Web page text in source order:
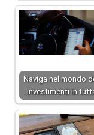
Naviga nel mondo
investimenti in